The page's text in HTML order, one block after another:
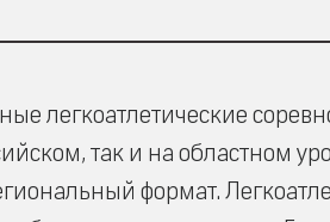
легкоатлетические
так и на областном
формат.